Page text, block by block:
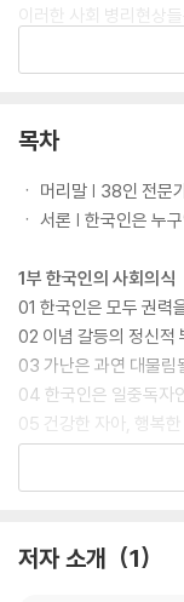
이러한 사회 병리현상
란에 기인한다고 볼 수
체성 부재가 나아가 사
인 시각에서 한국인 정
른 가치관을 제시하고
목차
ㆍ 머리말 | 38인 전문
ㆍ 서론 | 한국인은 누
1부 한국인의 사회의식
01 한국인은 모두 권력
02 이념 갈등의 정신적
03 가난은 과연 대물림
04 한국인은 일중독자
05 건강한 자아, 행복한
06 한국인에게 공公과
07 한국인의 종교 신
10 전통에 대한 한국인의
저자 소개 1